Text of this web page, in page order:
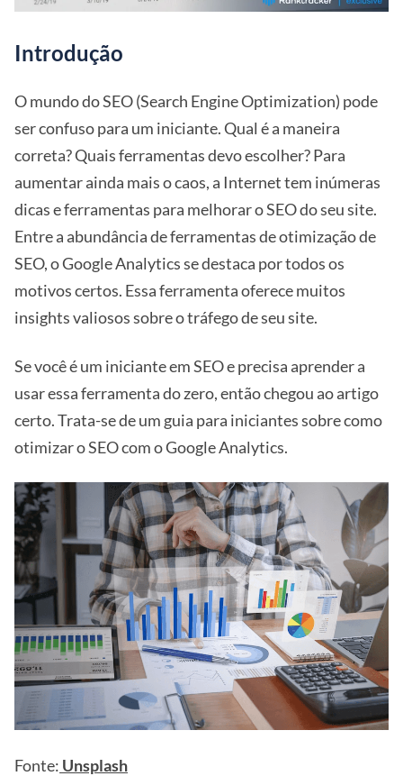
Introdução
O mundo do SEO (Search Engine Optimization) pode
ser confuso para um iniciante. Qual é a maneira
correta? Quais ferramentas devo escolher? Para
aumentar ainda mais o caos, a Internet tem inúmeras
dicas e ferramentas para melhorar o SEO do seu site.
Entre a abundância de ferramentas de otimização de
SEO, o Google Analytics se destaca por todos os
motivos certos. Essa ferramenta oferece muitos
insights valiosos sobre o tráfego de seu site.
Se você é um iniciante em SEO e precisa aprender a
usar essa ferramenta do zero, então chegou ao artigo
certo. Trata-se de um guia para iniciantes sobre como
otimizar o SEO com o Google Analytics.
Fonte: Unsplash